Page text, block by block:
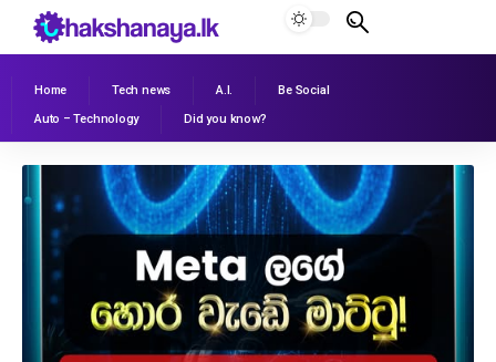
Home Tech news A.I.
Be Social
Auto – Technology
Did you know?